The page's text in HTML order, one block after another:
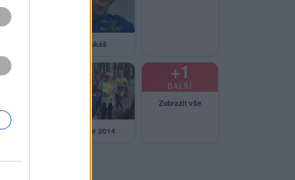
lukáš
pouť 2015 tábor 2014
+1
DALŠÍ
Zobrazit vše